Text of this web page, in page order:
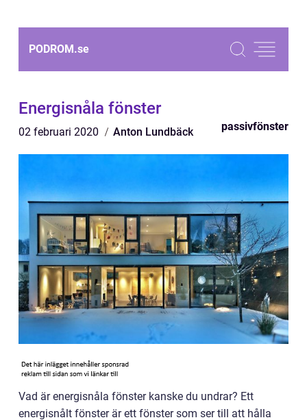
PODROM.se
Energisnåla fönster
02 februari 2020 Anton Lundbäck passivfönster
Vad är energisnåla fönster kanske du undrar? Ett
energisnålt fönster är ett fönster som ser till att hålla